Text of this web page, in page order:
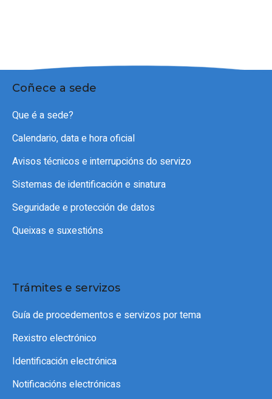
Coñece a sede
Que é a sede?
Calendario, data e hora oficial
Avisos técnicos e interrupcións do servizo
Sistemas de identificación e sinatura
Seguridade e protección de datos
Queixas e suxestións
Trámites e servizos
Guía de procedementos e servizos por tema
Rexistro electrónico
Identificación electrónica
Notificacións electrónicas